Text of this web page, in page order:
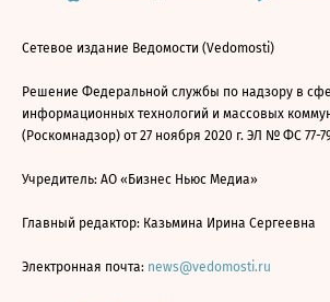
Сетевое издание Ведомости (Vedomosti)
Решение Федеральной службы по надзору в
информационных технологий и массовых
(Роскомнадзор) от 27 ноября 2020 г. ЭЛ № ФС 77-
Учредитель: АО «Бизнес Ньюс Медиа»
Главный редактор: Казьмина Ирина Сергеевна
Электронная почта: news@vedomosti.ru